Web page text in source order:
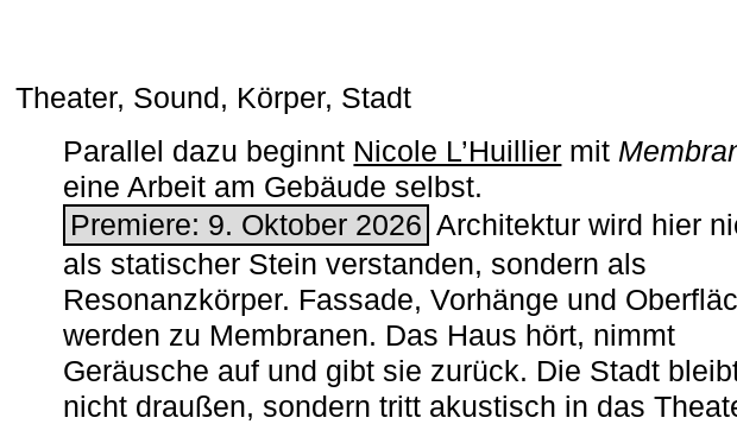
Theater, Sound, Körper, Stadt
Parallel dazu beginnt Nicole L’Huillier mit ­
eine Arbeit am Gebäude selbst.
Premiere: 9. Oktober 2026 Architektur wird hier
als statischer Stein verstanden, sondern als
Resonanzkörper. Fassade, Vorhänge und
werden zu Membranen. Das Haus hört, nimmt
Geräusche auf und gibt sie zurück. Die Stadt
nicht draußen, sondern tritt akustisch in das